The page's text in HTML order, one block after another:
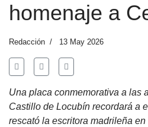
homenaje a
Redacción 13 May 2026
Una placa conmemorativa a las
Castillo de Locubín recordará a
rescató la escritora madrileña